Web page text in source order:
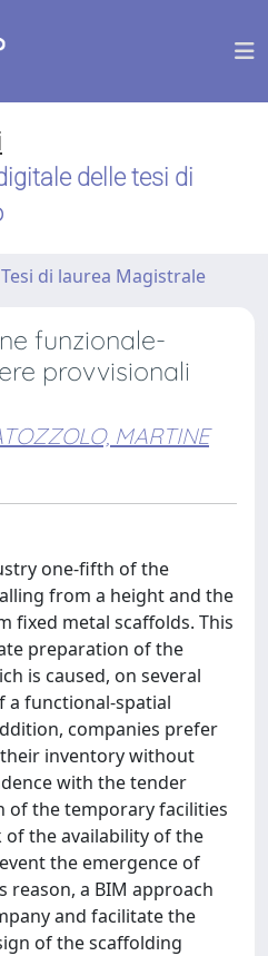
delle tesi di
Tesi di laurea Magistrale
funzionale-
provvisionali
MARTINE
one-fifth of the
from a height and the
fixed metal scaffolds. This
preparation of the
is caused, on several
a functional-spatial
companies prefer
inventory without
with the tender
of the temporary facilities
the availability of the
the emergence of
reason, a BIM approach
and facilitate the
of the scaffolding